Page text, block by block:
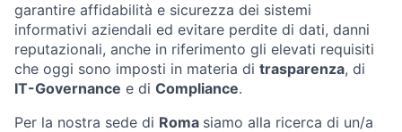
garantire affidabilità e sicurezza dei sistemi
informativi aziendali ed evitare perdite di dati, danni
reputazionali, anche in riferimento gli elevati requisiti
che oggi sono imposti in materia di trasparenza, di
IT-Governance e di Compliance.
Per la nostra sede di Roma siamo alla ricerca di un/a